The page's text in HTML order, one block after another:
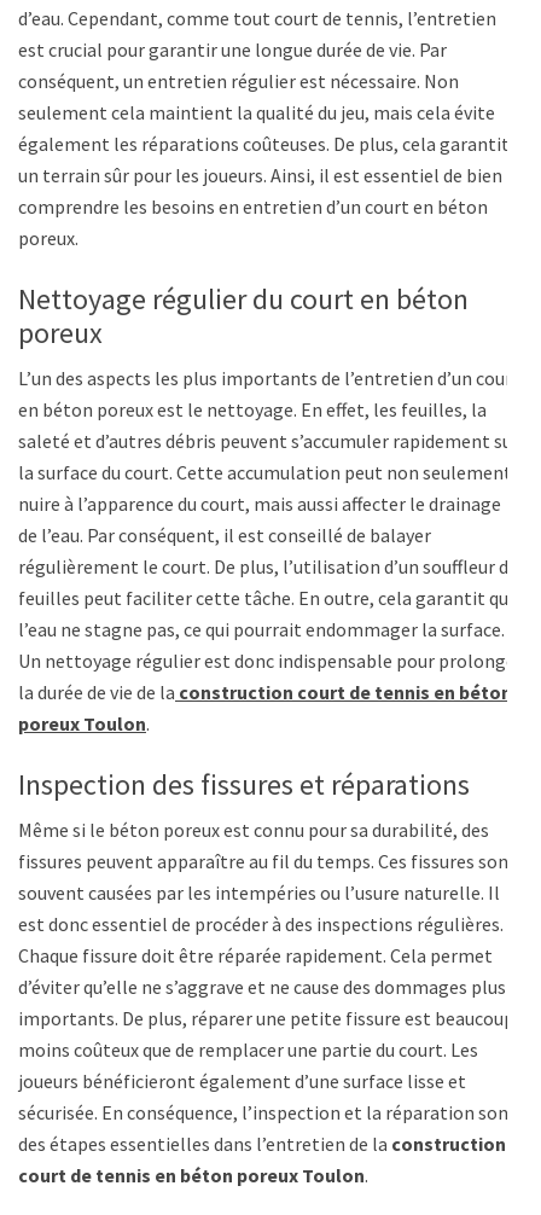
d’eau. Cependant, comme tout court de tennis, l’entretien
est crucial pour garantir une longue durée de vie. Par
conséquent, un entretien régulier est nécessaire. Non
seulement cela maintient la qualité du jeu, mais cela évite
également les réparations coûteuses. De plus, cela garantit
un terrain sûr pour les joueurs. Ainsi, il est essentiel de bien
comprendre les besoins en entretien d’un court en béton
poreux.
Nettoyage régulier du court en béton
poreux
L’un des aspects les plus importants de l’entretien d’un court
en béton poreux est le nettoyage. En effet, les feuilles, la
saleté et d’autres débris peuvent s’accumuler rapidement sur
la surface du court. Cette accumulation peut non seulement
nuire à l’apparence du court, mais aussi affecter le drainage
de l’eau. Par conséquent, il est conseillé de balayer
régulièrement le court. De plus, l’utilisation d’un souffleur de
feuilles peut faciliter cette tâche. En outre, cela garantit que
l’eau ne stagne pas, ce qui pourrait endommager la surface.
Un nettoyage régulier est donc indispensable pour prolonger
la durée de vie de la construction court de tennis en béton
poreux Toulon.
Inspection des fissures et réparations
Même si le béton poreux est connu pour sa durabilité, des
fissures peuvent apparaître au fil du temps. Ces fissures sont
souvent causées par les intempéries ou l’usure naturelle. Il
est donc essentiel de procéder à des inspections régulières.
Chaque fissure doit être réparée rapidement. Cela permet
d’éviter qu’elle ne s’aggrave et ne cause des dommages plus
importants. De plus, réparer une petite fissure est beaucoup
moins coûteux que de remplacer une partie du court. Les
joueurs bénéficieront également d’une surface lisse et
sécurisée. En conséquence, l’inspection et la réparation sont
des étapes essentielles dans l’entretien de la construction
court de tennis en béton poreux Toulon.